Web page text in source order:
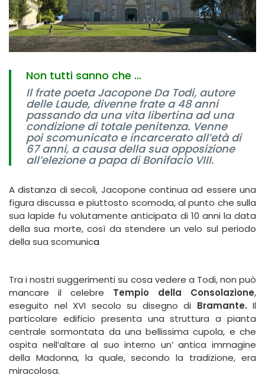
Non tutti sanno che …
Il frate poeta Jacopone Da Todi, autore
delle Laude, divenne frate a 48 anni
passando da una vita libertina ad una
condizione di totale penitenza. Venne
poi scomunicato e incarcerato all’età di
67 anni, a causa della sua opposizione
all’elezione a papa di Bonifacio VIII.
A distanza di secoli, Jacopone continua ad essere una
figura discussa e piuttosto scomoda, al punto che sulla
sua lapide fu volutamente anticipata di 10 anni la data
della sua morte, così da stendere un velo sul periodo
della sua scomunica
Tra i nostri suggerimenti su cosa vedere a Todi, non può
mancare il celebre
Tempio della Consolazione,
eseguito nel XVI secolo su disegno di Bramante. Il
particolare edificio presenta una struttura a pianta
centrale sormontata da una bellissima cupola, e che
ospita nell’altare al suo interno un’ antica immagine
della Madonna, la quale, secondo la tradizione, era
miracolosa.